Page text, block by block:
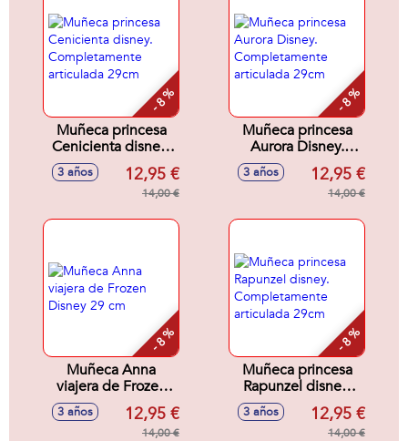
- 8 %
Muñeca princesa
Cenicienta disney.
Completamente
articulada 29cm
3 años 12,95 €
14,00 €
- 8 %
Muñeca princesa
Aurora Disney.
Completamente
articulada 29cm
3 años 12,95 €
14,00 €
- 8 %
Muñeca Anna
viajera de Frozen
Disney 29 cm
3 años 12,95 €
14,00 €
- 8 %
Muñeca princesa
Rapunzel disney.
Completamente
articulada 29cm
3 años 12,95 €
14,00 €